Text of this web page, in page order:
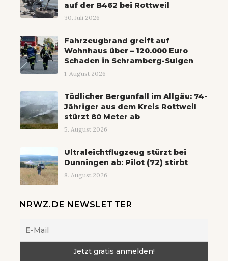
auf der B462 bei Rottweil
30. Juli 2026
Fahrzeugbrand greift auf
Wohnhaus über – 120.000 Euro
Schaden in Schramberg-Sulgen
1. August 2026
Tödlicher Bergunfall im Allgäu: 74-
Jähriger aus dem Kreis Rottweil
stürzt 80 Meter ab
5. August 2026
Ultraleichtflugzeug stürzt bei
Dunningen ab: Pilot (72) stirbt
8. August 2026
NRWZ.DE NEWSLETTER